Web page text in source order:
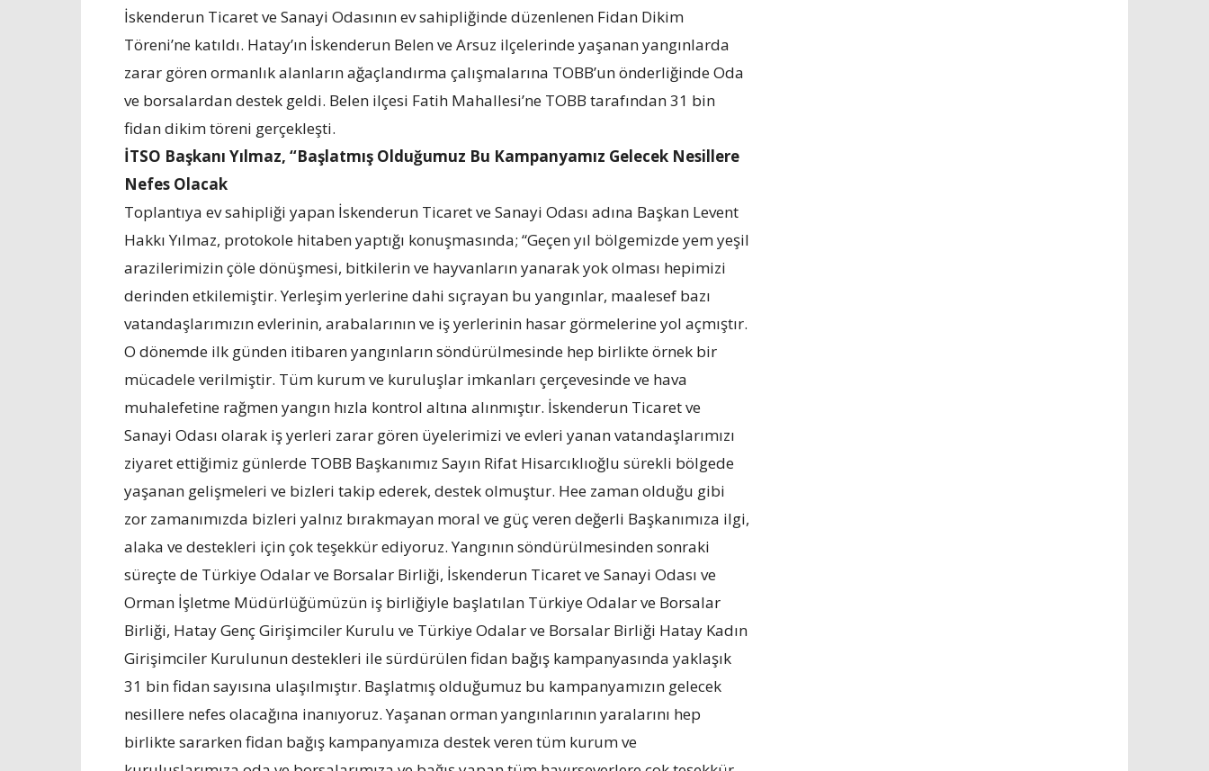
İskenderun Ticaret ve Sanayi Odasının ev sahipliğinde düzenlenen Fidan Dikim
Töreni’ne katıldı. Hatay’ın İskenderun Belen ve Arsuz ilçelerinde yaşanan yangınlarda
zarar gören ormanlık alanların ağaçlandırma çalışmalarına TOBB’un önderliğinde Oda
ve borsalardan destek geldi. Belen ilçesi Fatih Mahallesi’ne TOBB tarafından 31 bin
fidan dikim töreni gerçekleşti.
İTSO Başkanı Yılmaz, “Başlatmış Olduğumuz Bu Kampanyamız Gelecek Nesillere
Nefes Olacak
Toplantıya ev sahipliği yapan İskenderun Ticaret ve Sanayi Odası adına Başkan Levent
Hakkı Yılmaz, protokole hitaben yaptığı konuşmasında; “Geçen yıl bölgemizde yem yeşil
arazilerimizin çöle dönüşmesi, bitkilerin ve hayvanların yanarak yok olması hepimizi
derinden etkilemiştir. Yerleşim yerlerine dahi sıçrayan bu yangınlar, maalesef bazı
vatandaşlarımızın evlerinin, arabalarının ve iş yerlerinin hasar görmelerine yol açmıştır.
O dönemde ilk günden itibaren yangınların söndürülmesinde hep birlikte örnek bir
mücadele verilmiştir. Tüm kurum ve kuruluşlar imkanları çerçevesinde ve hava
muhalefetine rağmen yangın hızla kontrol altına alınmıştır. İskenderun Ticaret ve
Sanayi Odası olarak iş yerleri zarar gören üyelerimizi ve evleri yanan vatandaşlarımızı
ziyaret ettiğimiz günlerde TOBB Başkanımız Sayın Rifat Hisarcıklıoğlu sürekli bölgede
yaşanan gelişmeleri ve bizleri takip ederek, destek olmuştur. Hee zaman olduğu gibi
zor zamanımızda bizleri yalnız bırakmayan moral ve güç veren değerli Başkanımıza ilgi,
alaka ve destekleri için çok teşekkür ediyoruz. Yangının söndürülmesinden sonraki
süreçte de Türkiye Odalar ve Borsalar Birliği, İskenderun Ticaret ve Sanayi Odası ve
Orman İşletme Müdürlüğümüzün iş birliğiyle başlatılan Türkiye Odalar ve Borsalar
Birliği, Hatay Genç Girişimciler Kurulu ve Türkiye Odalar ve Borsalar Birliği Hatay Kadın
Girişimciler Kurulunun destekleri ile sürdürülen fidan bağış kampanyasında yaklaşık
31 bin fidan sayısına ulaşılmıştır. Başlatmış olduğumuz bu kampanyamızın gelecek
nesillere nefes olacağına inanıyoruz. Yaşanan orman yangınlarının yaralarını hep
birlikte sararken fidan bağış kampanyamıza destek veren tüm kurum ve